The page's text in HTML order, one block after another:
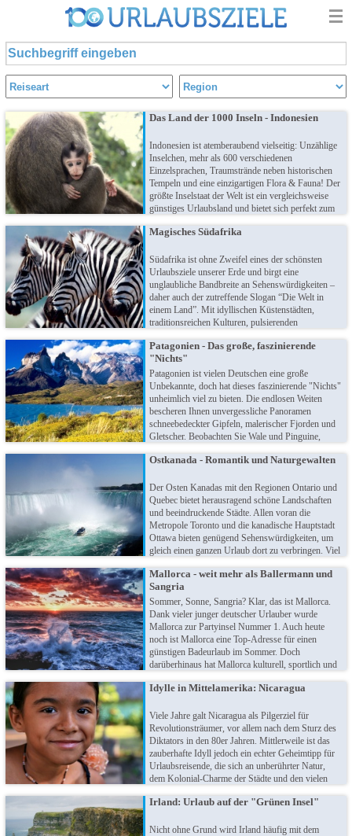
Das Land der 1000 Inseln - Indonesien
Indonesien ist atemberaubend vielseitig: Unzählige
Inselchen, mehr als 600 verschiedenen
Einzelsprachen, Traumstrände neben historischen
Tempeln und eine einzigartigen Flora & Fauna! Der
größte Inselstaat der Welt ist ein vergleichsweise
günstiges Urlaubsland und bietet sich perfekt zum
die Regenwälder von Sumatra, die Vulkane von
Magisches Südafrika
Südafrika ist ohne Zweifel eines der schönsten
Urlaubsziele unserer Erde und birgt eine
unglaubliche Bandbreite an Sehenswürdigkeiten –
daher auch der zutreffende Slogan “Die Welt in
einem Land”. Mit idyllischen Küstenstädten,
traditionsreichen Kulturen, pulsierenden
“Regenbogennation” als Urlaubsland für jeden
Geschmack.
Patagonien - Das große, faszinierende
"Nichts"
Patagonien ist vielen Deutschen eine große
Unbekannte, doch hat dieses faszinierende "Nichts"
unheimlich viel zu bieten. Die endlosen Weiten
bescheren Ihnen unvergessliche Panoramen
schneebedeckter Gipfeln, malerischer Fjorden und
Gletscher. Beobachten Sie Wale und Pinguine,
erleben eine einzigartige Naturkulisse!
Ostkanada - Romantik und Naturgewalten
Der Osten Kanadas mit den Regionen Ontario und
Quebec bietet herausragend schöne Landschaften
und beeindruckende Städte. Allen voran die
Metropole Toronto und die kanadische Hauptstadt
Ottawa bieten genügend Sehenswürdigkeiten, um
gleich einen ganzen Urlaub dort zu verbringen. Viel
neben Spektakeln wie den Niagarafällen auch die
romantischen Cities von Quebec und Montreal mit
französischen Charme zu erkunden!
Mallorca - weit mehr als Ballermann und
Sangria
Sommer, Sonne, Sangria? Klar, das ist Mallorca.
Dank vieler junger deutscher Urlauber wurde
Mallorca zur Partyinsel Nummer 1. Auch heute
noch ist Mallorca eine Top-Adresse für einen
günstigen Badeurlaub im Sommer. Doch
darüberhinaus hat Mallorca kulturell, sportlich und
mittlerweile zu einem Urlaubsziel für Jedermann
Idylle in Mittelamerika: Nicaragua
Viele Jahre galt Nicaragua als Pilgerziel für
Revolutionsträumer, vor allem nach dem Sturz des
Diktators in den 80er Jahren. Mittlerweile ist das
zauberhafte Idyll jedoch ein echter Geheimtipp für
Urlaubsreisende, die sich an unberührter Natur,
dem Kolonial-Charme der Städte und den vielen
begeistern können. Nicaragua ist einzigartig!
Irland: Urlaub auf der "Grünen Insel"
Nicht ohne Grund wird Irland häufig mit dem